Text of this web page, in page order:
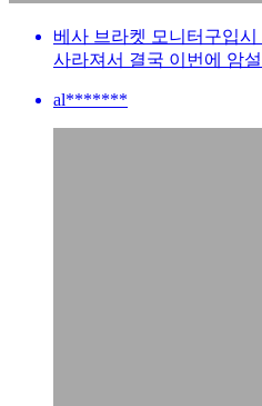
베사 브라켓 모니터구입
사라져서 결국 이번에 암
al*******